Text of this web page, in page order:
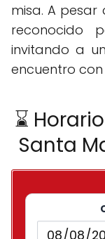
misa. A
reconocido
invitando a
encuentro
⌛
Santa